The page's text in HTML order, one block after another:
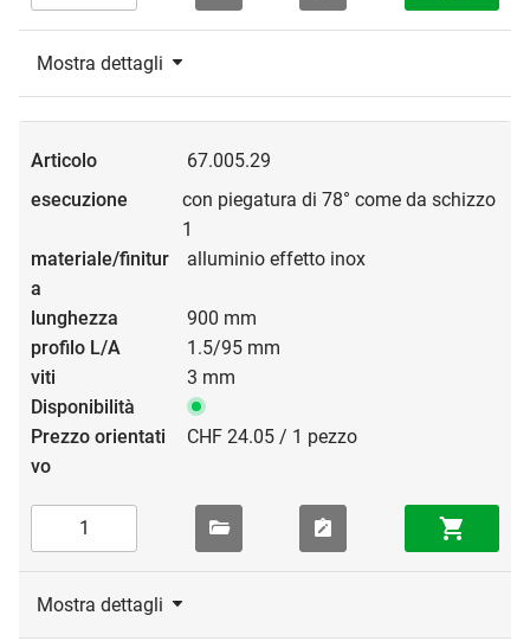
Mostra dettagli
67.005.29
con piegatura di 78° come da schizzo
1
alluminio effetto inox
900 mm
1.5/95 mm
3 mm
CHF 24.05 / 1 pezzo
Mostra dettagli